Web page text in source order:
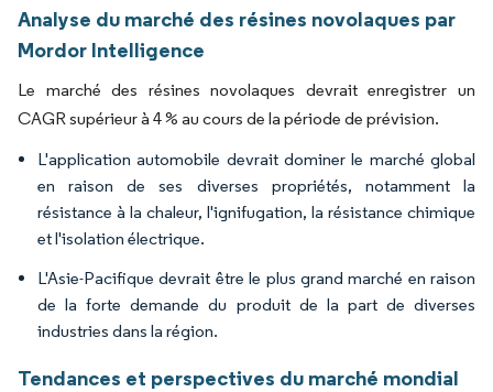
Analyse du marché des résines novolaques par
Mordor Intelligence
Le marché des résines novolaques devrait enregistrer un
CAGR supérieur à 4 % au cours de la période de prévision.
L'application automobile devrait dominer le marché global
en raison de ses diverses propriétés, notamment la
résistance à la chaleur, l'ignifugation, la résistance chimique
et l'isolation électrique.
L'Asie-Pacifique devrait être le plus grand marché en raison
de la forte demande du produit de la part de diverses
industries dans la région.
Tendances et perspectives du marché mondial